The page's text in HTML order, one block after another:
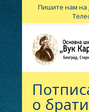
Пишите нам на
о